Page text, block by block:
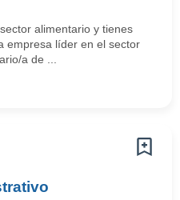
alimentario y tienes
empresa líder en el sector
a de ...